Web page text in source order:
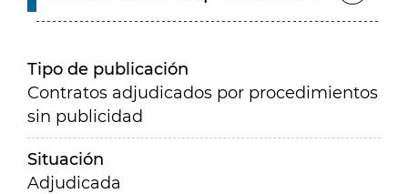
Tipo de publicación
Contratos adjudicados por procedimientos
sin publicidad
Situación
Adjudicada